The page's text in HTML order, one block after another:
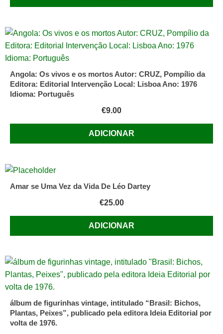
Angola: Os vivos e os mortos Autor: CRUZ, Pompílio da
Editora: Editorial Intervenção Local: Lisboa Ano: 1976
Idioma: Português
€9.00
ADICIONAR
Amar se Uma Vez da Vida De Léo Dartey
€25.00
ADICIONAR
álbum de figurinhas vintage, intitulado “Brasil: Bichos,
Plantas, Peixes”, publicado pela editora Ideia Editorial por
volta de 1976.